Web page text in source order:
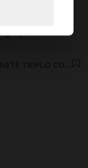
+
PORTAMONETE TRIPLO CON TEXTURE MORBIDA